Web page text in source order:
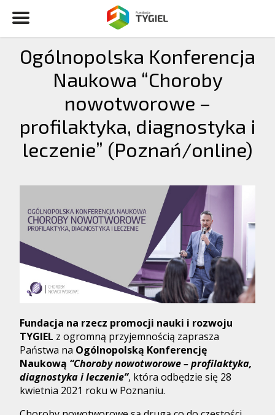
Ogólnopolska Konferencja
Naukowa “Choroby
nowotworowe –
profilaktyka, diagnostyka i
leczenie” (Poznań/online)
Fundacja na rzecz promocji nauki i rozwoju
TYGIEL z ogromną przyjemnością zaprasza
Państwa na Ogólnopolską Konferencję
Naukową “Choroby nowotworowe – profilaktyka,
diagnostyka i leczenie”, która odbędzie się 28
kwietnia 2021 roku w Poznaniu.